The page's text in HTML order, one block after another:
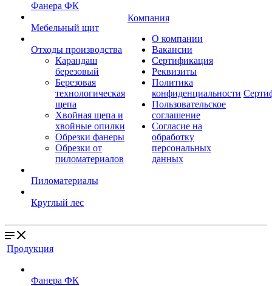
Фанера ФК
Мебельный щит
Отходы производства
Карандаш
березовый
Березовая
технологическая
щепа
Хвойная щепа и
хвойные опилки
Обрезки фанеры
Обрезки от
пиломатериалов
Пиломатериалы
Круглый лес
Компания
О компании
Вакансии
Сертификация
Реквизиты
Политика
конфиденциальности
Пользовательское
соглашение
Согласие на
обработку
персональных
данных
Продукция
Фанера ФК